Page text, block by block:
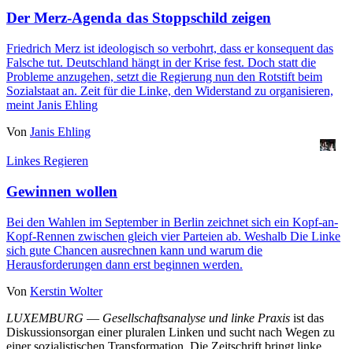
Der Merz-Agenda das Stoppschild zeigen
Friedrich Merz ist ideologisch so verbohrt, dass er konsequent das
Falsche tut. Deutschland hängt in der Krise fest. Doch statt die
Probleme anzugehen, setzt die Regierung nun den Rotstift beim
Sozialstaat an. Zeit für die Linke, den Widerstand zu organisieren,
meint Janis Ehling
Von Janis Ehling
Linkes Regieren
Gewinnen wollen
Bei den Wahlen im September in Berlin zeichnet sich ein Kopf-an-
Kopf-Rennen zwischen gleich vier Parteien ab. Weshalb Die Linke
sich gute Chancen ausrechnen kann und warum die
Herausforderungen dann erst beginnen werden.
Von Kerstin Wolter
LUXEMBURG — Gesellschaftsanalyse und linke Praxis ist das
Diskussionsorgan einer pluralen Linken und sucht nach Wegen zu
einer sozialistischen Transformation. Die Zeitschrift bringt linke